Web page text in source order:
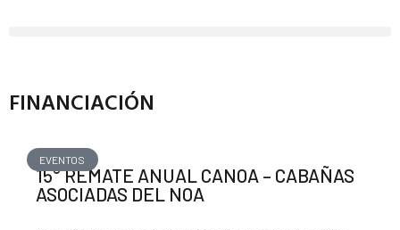
FINANCIACIÓN
EVENTOS
15° REMATE ANUAL CANOA – CABAÑAS
ASOCIADAS DEL NOA